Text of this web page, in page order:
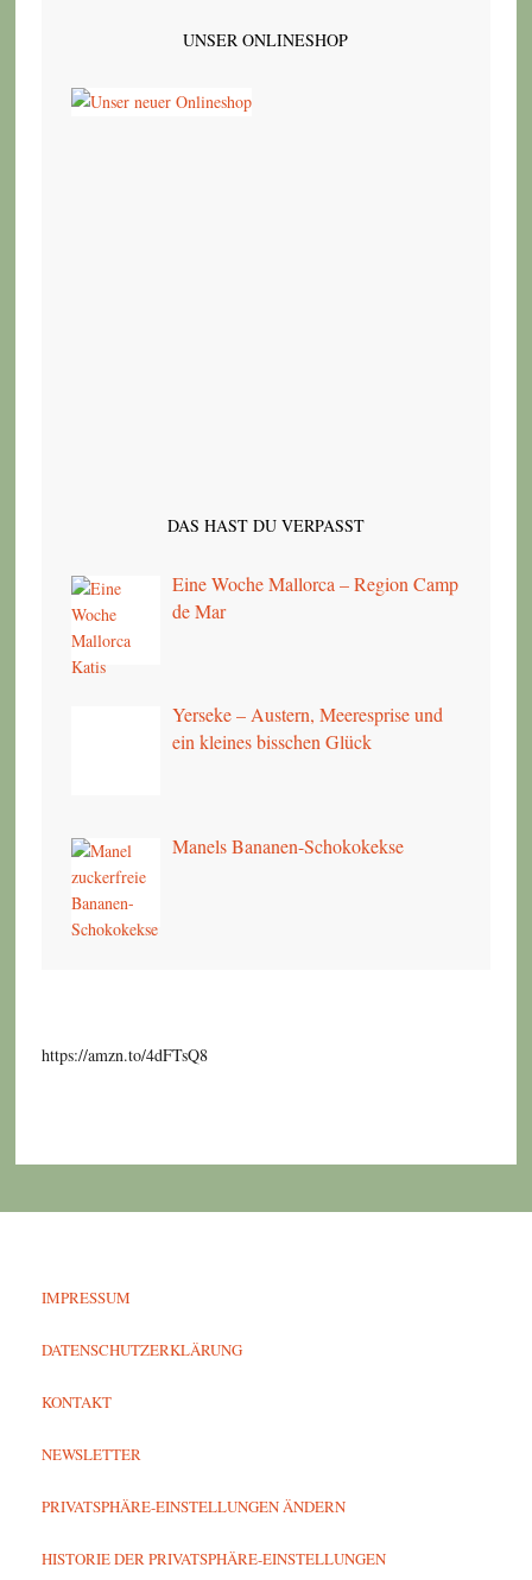
UNSER ONLINESHOP
DAS HAST DU VERPASST
Eine Woche Mallorca – Region Camp
de Mar
Yerseke – Austern, Meeresprise und
ein kleines bisschen Glück
Manels Bananen-Schokokekse
https://amzn.to/4dFTsQ8
IMPRESSUM
DATENSCHUTZERKLÄRUNG
KONTAKT
NEWSLETTER
PRIVATSPHÄRE-EINSTELLUNGEN ÄNDERN
HISTORIE DER PRIVATSPHÄRE-EINSTELLUNGEN